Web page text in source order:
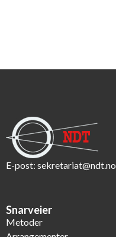
E-post: sekretariat@ndt.no
Snarveier
Metoder